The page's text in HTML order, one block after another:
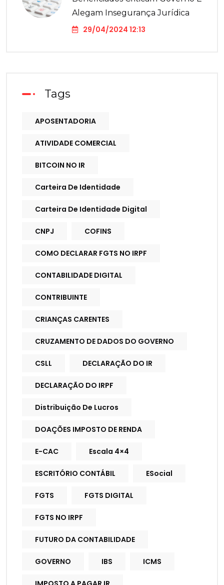
Alegam Insegurança Jurídica
29/04/2024 12:13
Tags
APOSENTADORIA
ATIVIDADE COMERCIAL
BITCOIN NO IR
Carteira De Identidade
Carteira De Identidade Digital
CNPJ COFINS
COMO DECLARAR FGTS NO IRPF
CONTABILIDADE DIGITAL
CONTRIBUINTE
CRIANÇAS CARENTES
CRUZAMENTO DE DADOS DO GOVERNO
CSLL DECLARAÇÃO DO IR
DECLARAÇÃO DO IRPF
Distribuição De Lucros
DOAÇÕES IMPOSTO DE RENDA
E-CAC Escala 4×4
ESCRITÓRIO CONTÁBIL ESocial
FGTS FGTS DIGITAL
FGTS NO IRPF
FUTURO DA CONTABILIDADE
GOVERNO IBS ICMS